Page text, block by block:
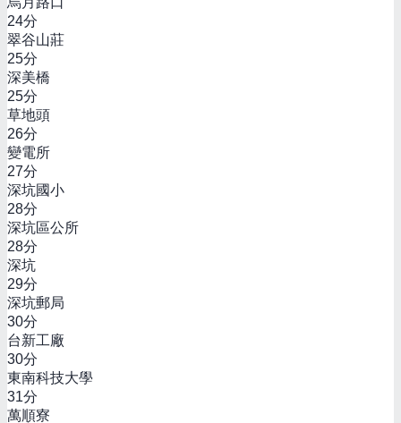
24分
翠谷山莊
25分
深美橋
25分
草地頭
26分
變電所
27分
深坑國小
28分
深坑區公所
28分
深坑
29分
深坑郵局
30分
台新工廠
30分
東南科技大學
31分
萬順寮